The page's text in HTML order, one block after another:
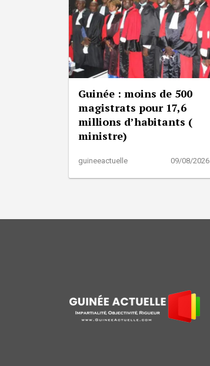
Guinée : moins de 500
magistrats pour 17,6
millions d’habitants (
ministre)
guineeactuelle 09/08/2026